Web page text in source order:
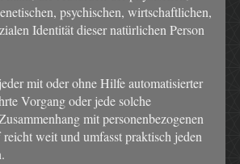
psychischen, wirtschaftlichen,
Identität dieser natürlichen Person
mit oder ohne Hilfe automatisierter
Vorgang oder jede solche
mit personenbezogenen
weit und umfasst praktisch jeden